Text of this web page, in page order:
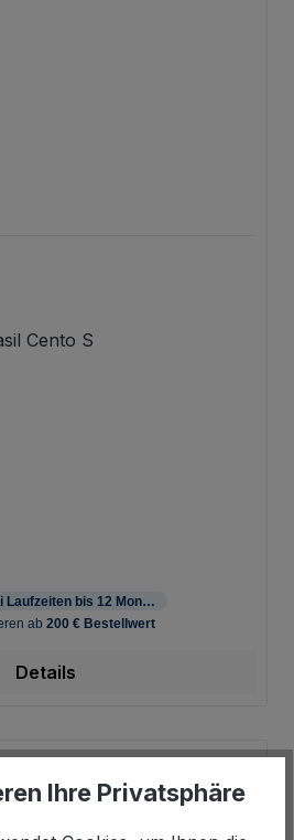
Cento S
Details
Ihre Privatsphäre